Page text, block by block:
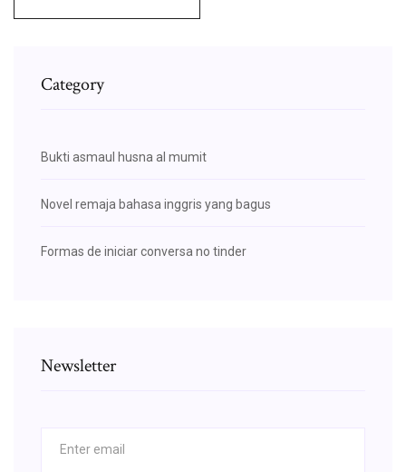
Category
Bukti asmaul husna al mumit
Novel remaja bahasa inggris yang bagus
Formas de iniciar conversa no tinder
Newsletter